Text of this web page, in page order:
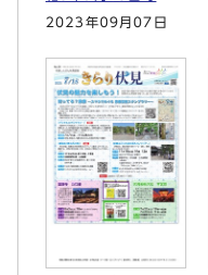
2023年09月07日